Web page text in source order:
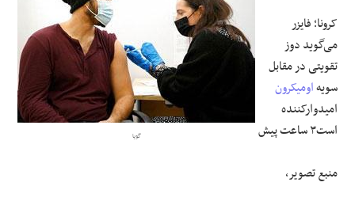
جهان
اجتماعی
حوادث
فرهنگی و هنری
گویا
کرونا؛ فایزر
می‌گوید دوز
تقویتی‌ در مقابل
سویهاومیکرون
امیدوارکننده
است۳ ساعت پیش
منبع تصویر،